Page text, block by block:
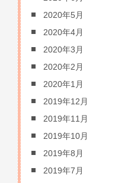
2020年5月
2020年4月
2020年3月
2020年2月
2020年1月
2019年12月
2019年11月
2019年10月
2019年8月
2019年7月